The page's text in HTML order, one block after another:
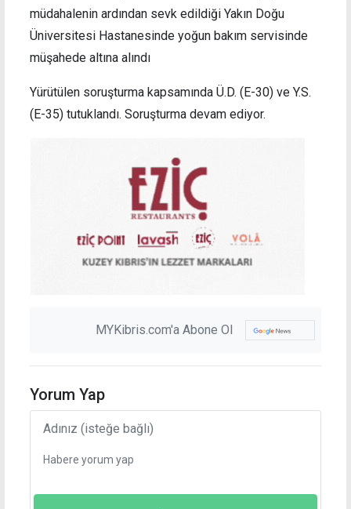
müdahalenin ardından sevk edildiği Yakın Doğu
Üniversitesi Hastanesinde yoğun bakım servisinde
müşahede altına alındı
Yürütülen soruşturma kapsamında Ü.D. (E-30) ve Y.S.
(E-35) tutuklandı. Soruşturma devam ediyor.
MYKibris.com'a Abone Ol
Yorum Yap